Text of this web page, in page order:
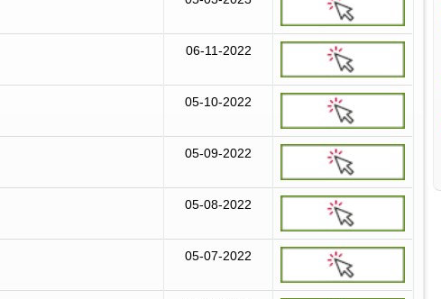
06-11-2022
05-10-2022
05-09-2022
05-08-2022
05-07-2022